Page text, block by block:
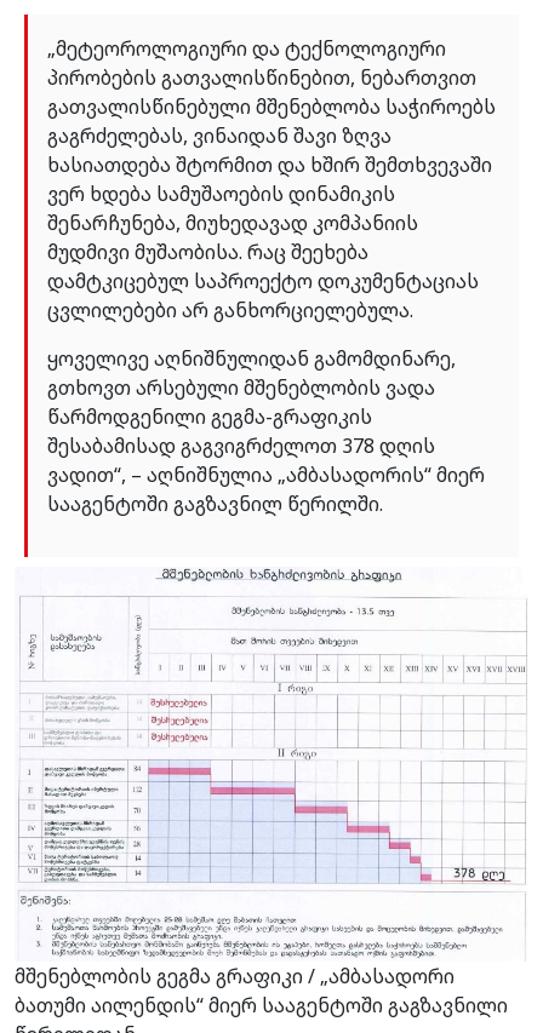
„მეტეოროლოგიური და ტექნოლოგიური
პირობების გათვალისწინებით, ნებართვით
გათვალისწინებული მშენებლობა საჭიროებს
გაგრძელებას, ვინაიდან შავი ზღვა
ხასიათდება შტორმით და ხშირ შემთხვევაში
ვერ ხდება სამუშაოების დინამიკის
შენარჩუნება, მიუხედავად კომპანიის
მუდმივი მუშაობისა. რაც შეეხება
დამტკიცებულ საპროექტო დოკუმენტაციას
ცვლილებები არ განხორციელებულა.
ყოველივე აღნიშნულიდან გამომდინარე,
გთხოვთ არსებული მშენებლობის ვადა
წარმოდგენილი გეგმა-გრაფიკის
შესაბამისად გაგვიგრძელოთ 378 დღის
ვადით“, – აღნიშნულია „ამბასადორის“ მიერ
სააგენტოში გაგზავნილ წერილში.
მშენებლობის გეგმა გრაფიკი / „ამბასადორი
ბათუმი აილენდის“ მიერ სააგენტოში გაგზავნილი